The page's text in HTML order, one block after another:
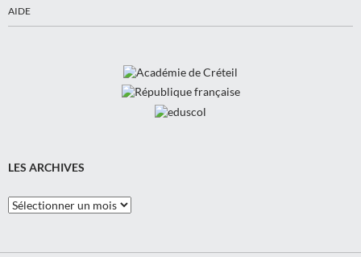
AIDE
LES ARCHIVES
Les
Archives